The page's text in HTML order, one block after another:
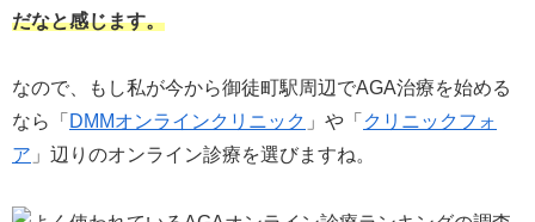
だなと感じます。
なので、もし私が今から御徒町駅周辺でAGA治療を始める
なら「 DMMオンラインクリニック 」や「 クリニックフォ
ア 」辺りのオンライン診療を選びますね。